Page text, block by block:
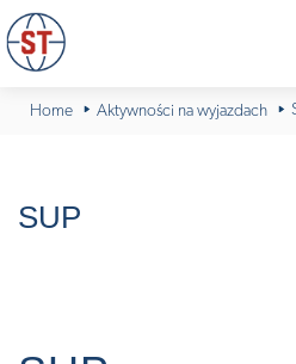
Home Aktywności na wyjazdach
SUP